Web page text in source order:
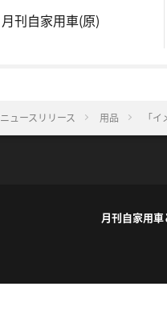
月刊自家用車(原)
ニュースリリース 用品 「
月刊自家用車